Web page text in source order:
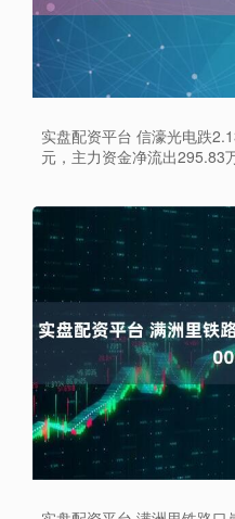
实盘配资平台 信濠光电跌
元，主力资金净流出295.83